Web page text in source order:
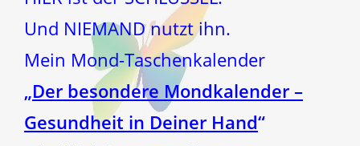
Und NIEMAND nutzt ihn.
Mein Mond-Taschenkalender
„Der besondere Mondkalender –
Gesundheit in Deiner Hand“